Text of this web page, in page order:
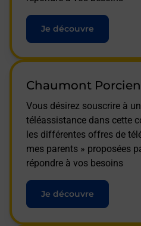
Je découvre
Chaumont Porcien
Vous désirez souscrire à
téléassistance dans cette
les différentes offres de
mes parents » proposées
répondre à vos besoins
Je découvre